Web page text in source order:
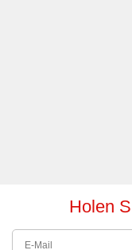
Holen